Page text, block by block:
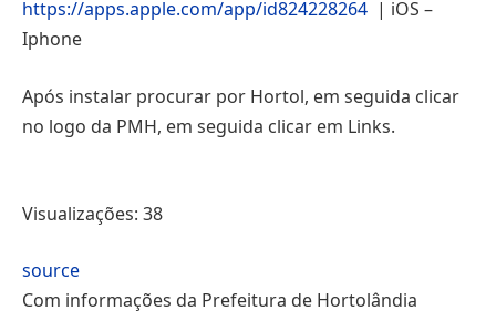
https://apps.apple.com/app/id824228264 | iOS –
Iphone
Após instalar procurar por Hortol, em seguida clicar
no logo da PMH, em seguida clicar em Links.
Visualizações: 38
source
Com informações da Prefeitura de Hortolândia